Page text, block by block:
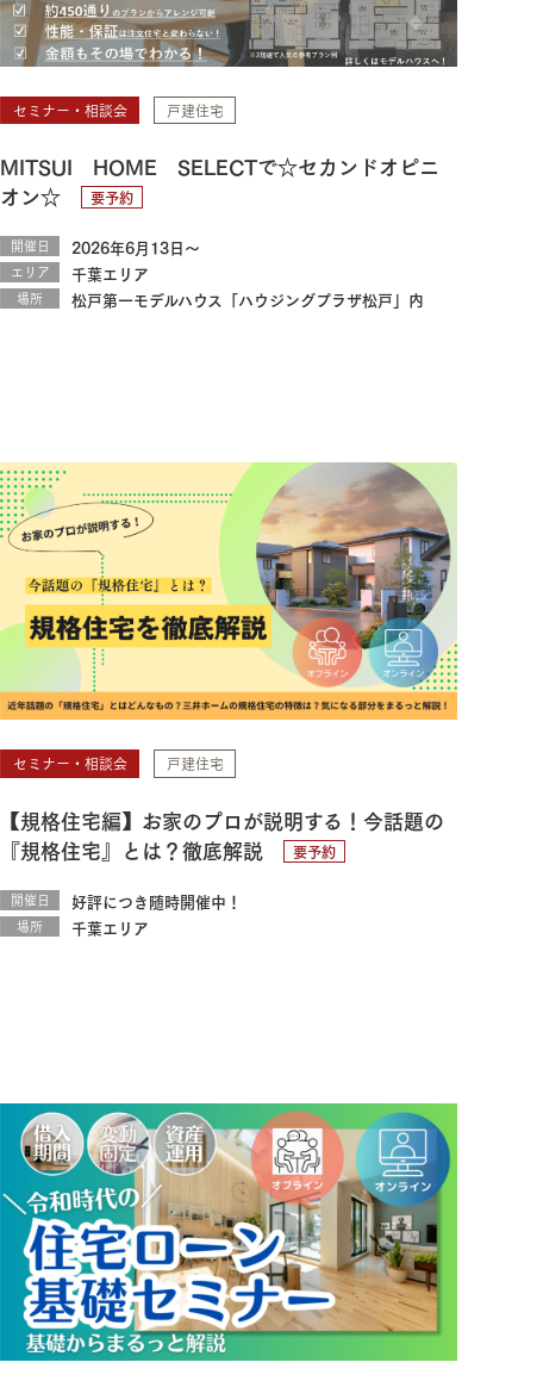
セミナー・相談会 戸建住宅
MITSUI HOME SELECTで☆セカンドオピニ
オン☆
要予約
開催日 2026年6月13日～
エリア 千葉エリア
場所 松戸第一モデルハウス「ハウジングプラザ松戸」内
セミナー・相談会 戸建住宅
【規格住宅編】お家のプロが説明する！今話題の
『規格住宅』とは？徹底解説
要予約
開催日 好評につき随時開催中！
場所 千葉エリア